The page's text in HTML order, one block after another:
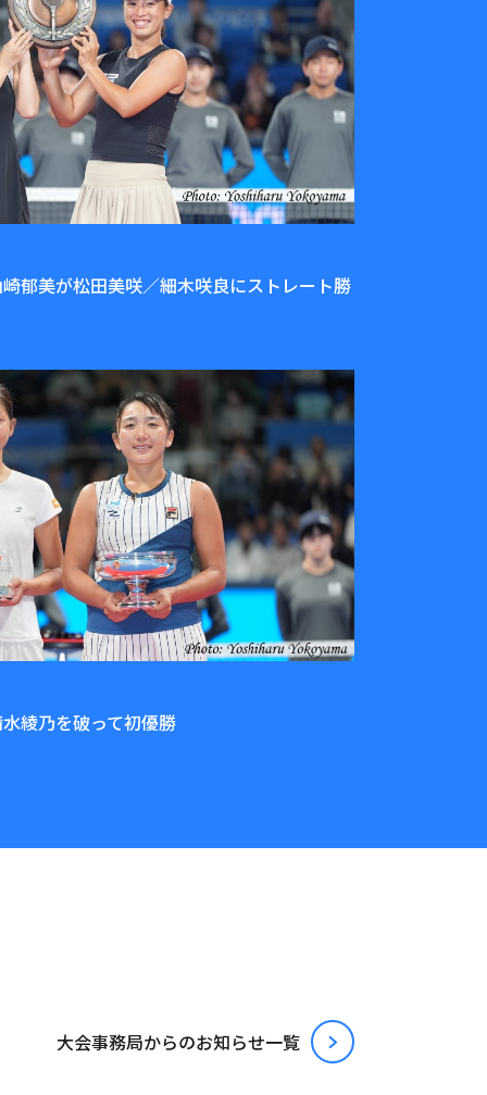
郁美が松田美咲／細木咲良にストレート勝
綾乃を破って初優勝
⼤会事務局からのお知らせ⼀覧